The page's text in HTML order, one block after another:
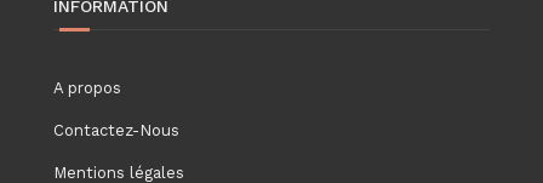
INFORMATION
A propos
Contactez-Nous
Mentions légales